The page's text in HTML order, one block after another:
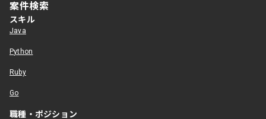
案件検索
スキル
Java
Python
Ruby
Go
職種・ポジション